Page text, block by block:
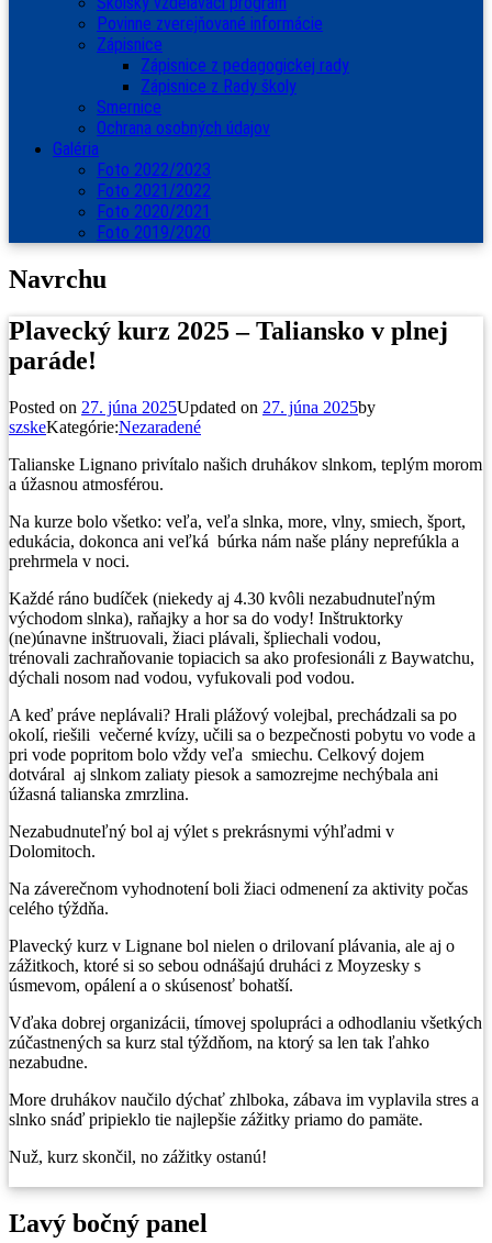
Povinne zverejňované informácie
Zápisnice
Zápisnice z pedagogickej rady
Zápisnice z Rady školy
Smernice
Ochrana osobných údajov
Galéria
Foto 2022/2023
Foto 2021/2022
Foto 2020/2021
Foto 2019/2020
Navrchu
Plavecký kurz 2025 – Taliansko v plnej
paráde!
Posted on 27. júna 2025Updated on 27. júna 2025by
szskeKategórie:Nezaradené
Talianske Lignano privítalo našich druhákov slnkom, teplým morom
a úžasnou atmosférou.
Na kurze bolo všetko: veľa, veľa slnka, more, vlny, smiech, šport,
edukácia, dokonca ani veľká búrka nám naše plány neprefúkla a
prehrmela v noci.
Každé ráno budíček (niekedy aj 4.30 kvôli nezabudnuteľným
východom slnka), raňajky a hor sa do vody! Inštruktorky
(ne)únavne inštruovali, žiaci plávali, špliechali vodou,
trénovali zachraňovanie topiacich sa ako profesionáli z Baywatchu,
dýchali nosom nad vodou, vyfukovali pod vodou.
A keď práve neplávali? Hrali plážový volejbal, prechádzali sa po
okolí, riešili večerné kvízy, učili sa o bezpečnosti pobytu vo vode a
pri vode popritom bolo vždy veľa smiechu. Celkový dojem
dotváral aj slnkom zaliaty piesok a samozrejme nechýbala ani
úžasná talianska zmrzlina.
Nezabudnuteľný bol aj výlet s prekrásnymi výhľadmi v
Dolomitoch.
Na záverečnom vyhodnotení boli žiaci odmenení za aktivity počas
celého týždňa.
Plavecký kurz v Lignane bol nielen o drilovaní plávania, ale aj o
zážitkoch, ktoré si so sebou odnášajú druháci z Moyzesky s
úsmevom, opálení a o skúsenosť bohatší.
Vďaka dobrej organizácii, tímovej spolupráci a odhodlaniu všetkých
zúčastnených sa kurz stal týždňom, na ktorý sa len tak ľahko
nezabudne.
More druhákov naučilo dýchať zhlboka, zábava im vyplavila stres a
slnko snáď pripieklo tie najlepšie zážitky priamo do pamäte.
Nuž, kurz skončil, no zážitky ostanú!
Ľavý bočný panel